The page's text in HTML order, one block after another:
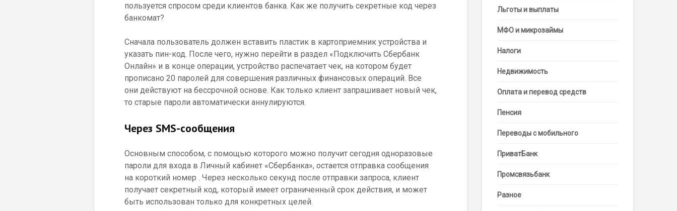
пользуется спросом среди клиентов банка. Как же получить секретные код через
банкомат?
Сначала пользователь должен вставить пластик в картоприемник устройства и
указать пин-код. После чего, нужно перейти в раздел «Подключить Сбербанк
Онлайн» и в конце операции, устройство распечатает чек, на котором будет
прописано 20 паролей для совершения различных финансовых операций. Все
они действуют на бессрочной основе. Как только клиент запрашивает новый чек,
то старые пароли автоматически аннулируются.
Через SMS-сообщения
Основным способом, с помощью которого можно получит сегодня одноразовые
пароли для входа в Личный кабинет «Сбербанка», остается отправка сообщения
на короткий номер . Через несколько секунд после отправки запроса, клиент
получает секретный код, который имеет ограниченный срок действия, и может
быть использован только для конкретных целей.
Льготы и выплаты
МФО и микрозаймы
Налоги
Недвижимость
Оплата и перевод средств
Пенсия
Переводы с мобильного
ПриватБанк
Промсвязьбанк
Разное